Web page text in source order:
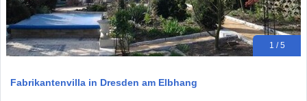
1 / 5
Fabrikantenvilla in Dresden am Elbhang